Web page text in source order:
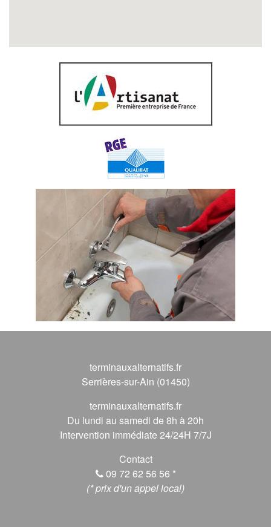
terminauxalternatifs.fr
Serrières-sur-Ain (01450)
terminauxalternatifs.fr
Du lundi au samedi de 8h à 20h
Intervention immédiate 24/24H 7/7J
Contact
09 72 62 56 56 *
(* prix d'un appel local)